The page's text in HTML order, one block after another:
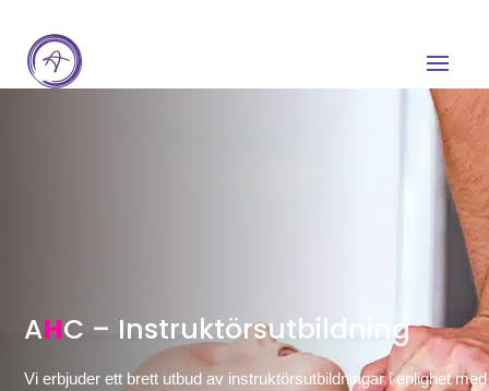
AHC – Instruktörsutbildning
Vi erbjuder ett brett utbud av instruktörsutbildningar i enlighet med